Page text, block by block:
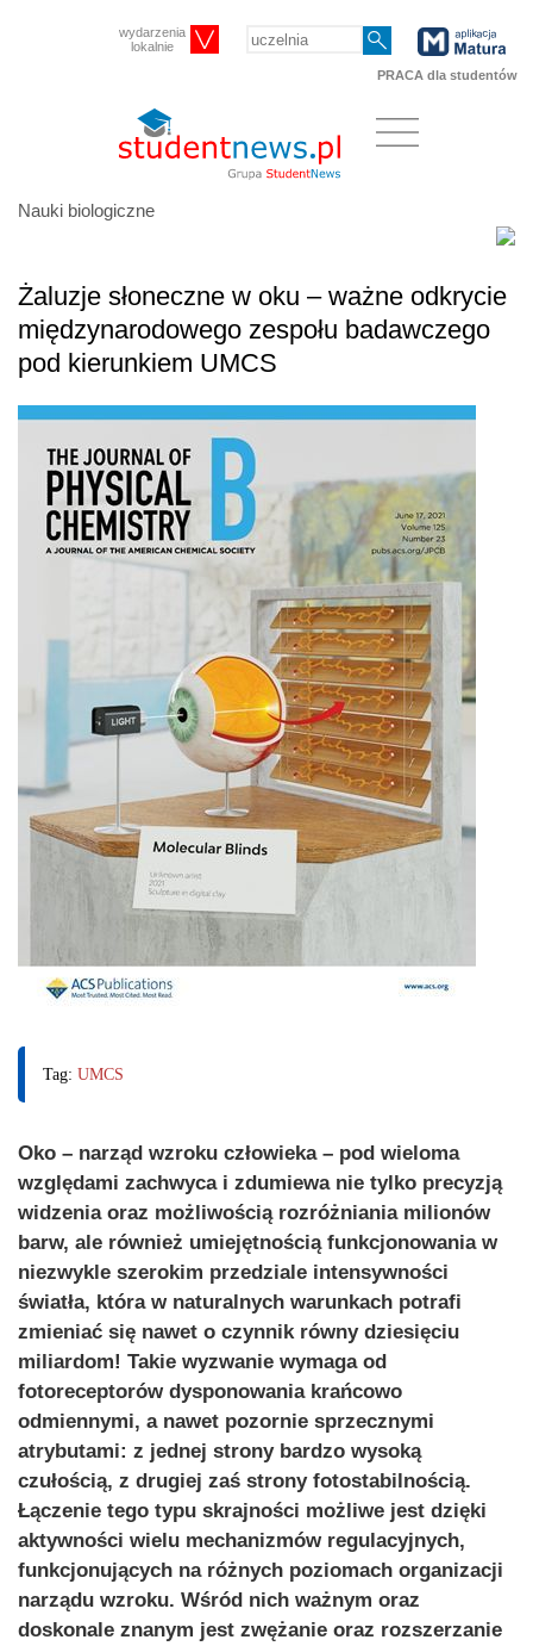
wydarzenia
lokalnie
PRACA dla studentów
Nauki biologiczne
Żaluzje słoneczne w oku – ważne odkrycie
międzynarodowego zespołu badawczego
pod kierunkiem UMCS
Tag: UMCS
Oko – narząd wzroku człowieka – pod wieloma
względami zachwyca i zdumiewa nie tylko precyzją
widzenia oraz możliwością rozróżniania milionów
barw, ale również umiejętnością funkcjonowania w
niezwykle szerokim przedziale intensywności
światła, która w naturalnych warunkach potrafi
zmieniać się nawet o czynnik równy dziesięciu
miliardom! Takie wyzwanie wymaga od
fotoreceptorów dysponowania krańcowo
odmiennymi, a nawet pozornie sprzecznymi
atrybutami: z jednej strony bardzo wysoką
czułością, z drugiej zaś strony fotostabilnością.
Łączenie tego typu skrajności możliwe jest dzięki
aktywności wielu mechanizmów regulacyjnych,
funkcjonujących na różnych poziomach organizacji
narządu wzroku. Wśród nich ważnym oraz
doskonale znanym jest zwężanie oraz rozszerzanie